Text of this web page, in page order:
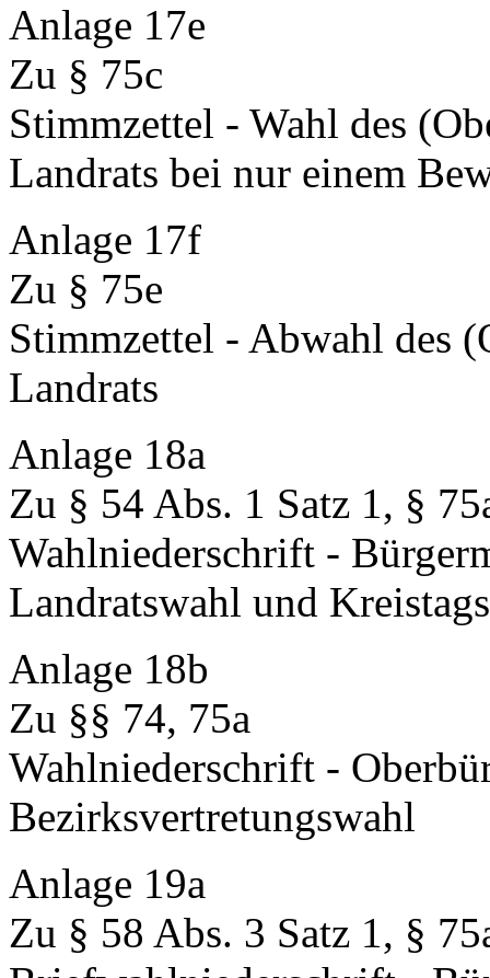
Anlage 17e
Zu § 75c
Stimmzettel - Wahl des
Landrats bei nur einem
Anlage 17f
Zu § 75e
Stimmzettel - Abwahl des
Landrats
Anlage 18a
Zu § 54 Abs. 1 Satz 1, §
Wahlniederschrift -
Landratswahl und
Anlage 18b
Zu §§ 74, 75a
Wahlniederschrift -
Bezirksvertretungswahl
Anlage 19a
Zu § 58 Abs. 3 Satz 1, §